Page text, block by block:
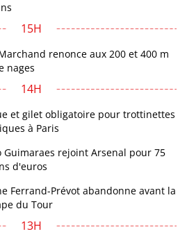
15H
renonce aux 200 et 400 m
nages
14H
et gilet obligatoire pour trottinettes
à Paris
Guimaraes rejoint Arsenal pour 75
d'euros
Ferrand-Prévot abandonne avant la
du Tour
13H